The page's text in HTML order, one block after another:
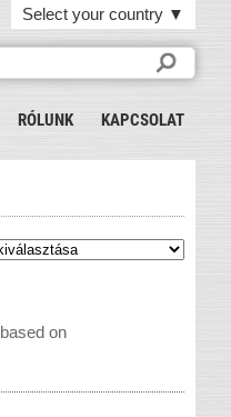
Select your country ▼
RÓLUNK KAPCSOLAT
on